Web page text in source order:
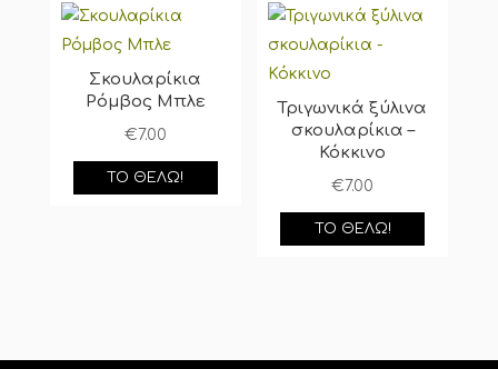
Σκουλαρίκια
Ρόμβος Μπλε
€7.00
ΤΟ ΘΈΛΩ!
Τριγωνικά ξύλινα
σκουλαρίκια –
Κόκκινο
€7.00
ΤΟ ΘΈΛΩ!